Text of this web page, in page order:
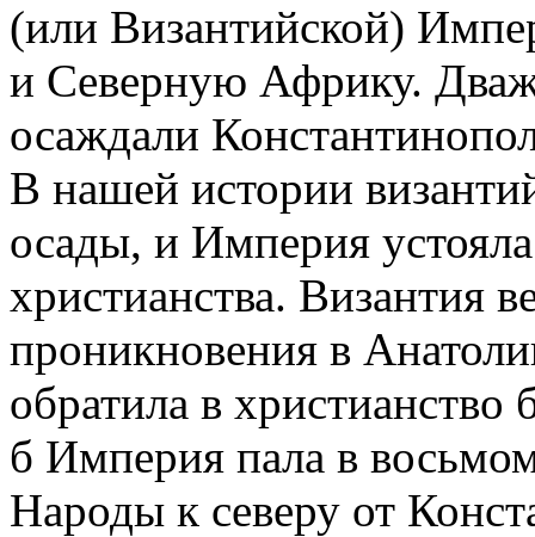
(или Византийской)
и Северную Африку.
осаждали
В нашей истории
осады, и Империя
христианства. Византия
проникновения в
обратила в христианство
б Империя пала в
Народы к северу от